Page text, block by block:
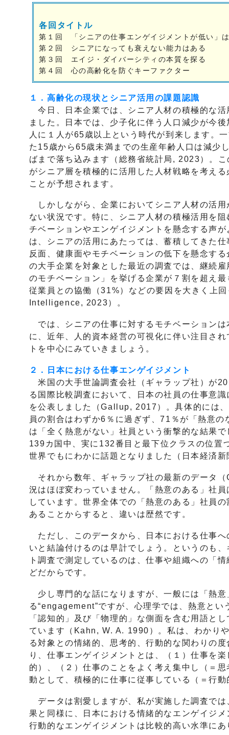
各回タイトル
第１回 「シニアの仕事エンゲイジメントが低い」
第２回 シニアになっても衰えない能力はある
第３回 エイジ・ダイバーシティの本質を探る
第４回 心の高齢化を防ぐキーファクター
１．高齢化の現状とシニア活用の課題認識
今日、日本企業では、シニア人材の積極的な
ました。日本では、少子化に伴う人口減少が今
人に１人が65歳以上という時代が到来します。
た15歳から65歳未満までの生産年齢人口は減少
ばまで落ち込みます（総務省統計局, 2023）。
がシニア層を積極的に活用した人材戦略を考え
ことが予想されます。
しかしながら、企業においてシニア人材の活
ない状況です。特に、シニア人材の積極活用を
チベーションやエンゲイジメントを懸念する声
は、シニアの活用にあたっては、蓄積してきた
反面、健康面やモチベーションの低下を懸念す
の大手企業を対象とした最近の調査では、継続
のモチベーション」を挙げる企業が７割を超え
従業員との協働（31%）などの要因を大きく上
Intelligence, 2023）。
では、シニアの仕事に対するモチベーション
に、近年、人的資本経営の可視化に伴い注目さ
トを中心にみていきましょう。
２．日本における仕事エンゲイジメント
米国の大手世論調査会社（ギャラップ社）が
る国際比較調査において、日本の社員の仕事意
を公表しました（Gallup, 2017）。具体的には
員の割合はわずか6％に過ぎず、71％が「熱意
は「全く熱意がない」社員という衝撃的な結果
139カ国中、実に132番目と最下位クラスの位置
世界でもにわかに話題となりました（日本経済
それから数年、ギャラップ社の最新のデータ
況はほぼ変わっていません。「熱意のある」社
しています。世界全体での「熱意のある」社員
あることからすると、違いは歴然です。
ただし、このデータから、日本における仕事
いと結論付けるのは早計でしょう。というのも
ト調査で測定しているのは、仕事や組織への「
どだからです。
少し専門的な話になりますが、一般には「熱意
る“engagement”ですが、心理学では、熱意とい
「認知的」及び「物理的」な側面を含む用語と
ています（Kahn, W. A. 1990）。私は、わかり
る対象との情緒的、思考的、行動的な関わりの
り、仕事エンゲイジメントとは、（１）仕事を
的）、（２）仕事のことをよく考え集中し（＝
動として、積極的に仕事に従事している（＝行
データは割愛しますが、私が実施した調査で
果と同様に、日本における情緒的なエンゲイジ
行動的なエンゲイジメントは比較的高い水準にあ